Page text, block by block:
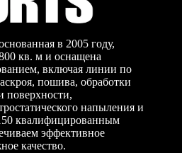
в 2005 году,
кв. м и оснащена
включая линии по
пошива, обработки
поверхности,
напыления и
квалифицированным
эффективное
качество.